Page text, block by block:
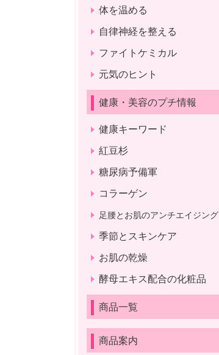
体を温める
自律神経を整える
ファイトケミカル
元気のヒント
健康・美容のプチ情報
健康キーワード
紅豆杉
糖尿病予備軍
コラーゲン
足腰とお肌のアンチエイジング
季節とスキンケア
お肌の乾燥
酵母エキス配合の化粧品
商品一覧
商品案内